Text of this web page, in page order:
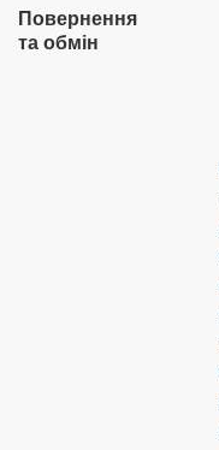
Повернення
та обмін